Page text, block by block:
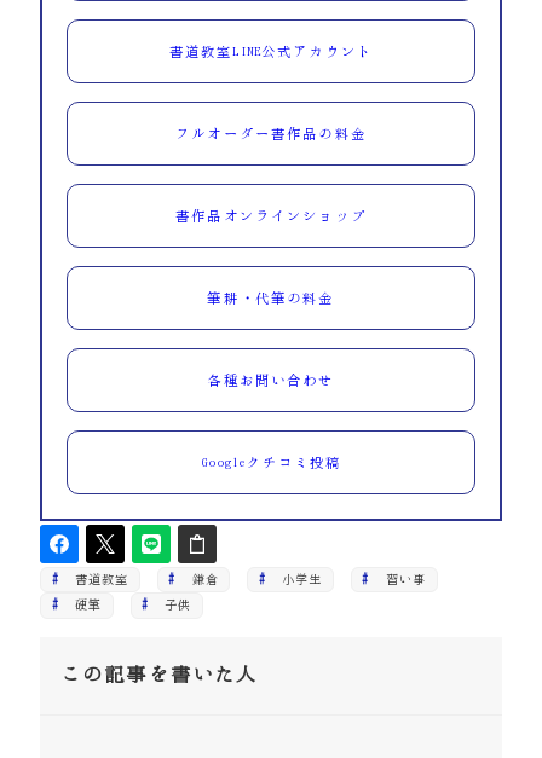
書道教室LINE公式アカウント
フルオーダー書作品の料金
書作品オンラインショップ
筆耕・代筆の料金
各種お問い合わせ
Googleクチコミ投稿
書道教室 鎌倉 小学生 習い事
硬筆 子供
この記事を書いた人